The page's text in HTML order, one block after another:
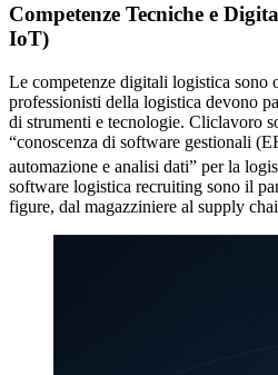
Competenze Tecniche e
IoT)
Le competenze digitali logistica
professionisti della logistica devono
di strumenti e tecnologie. Cliclavoro
“conoscenza di software gestionali
automazione e analisi dati” per la
software logistica recruiting sono il
figure, dal magazziniere al supply